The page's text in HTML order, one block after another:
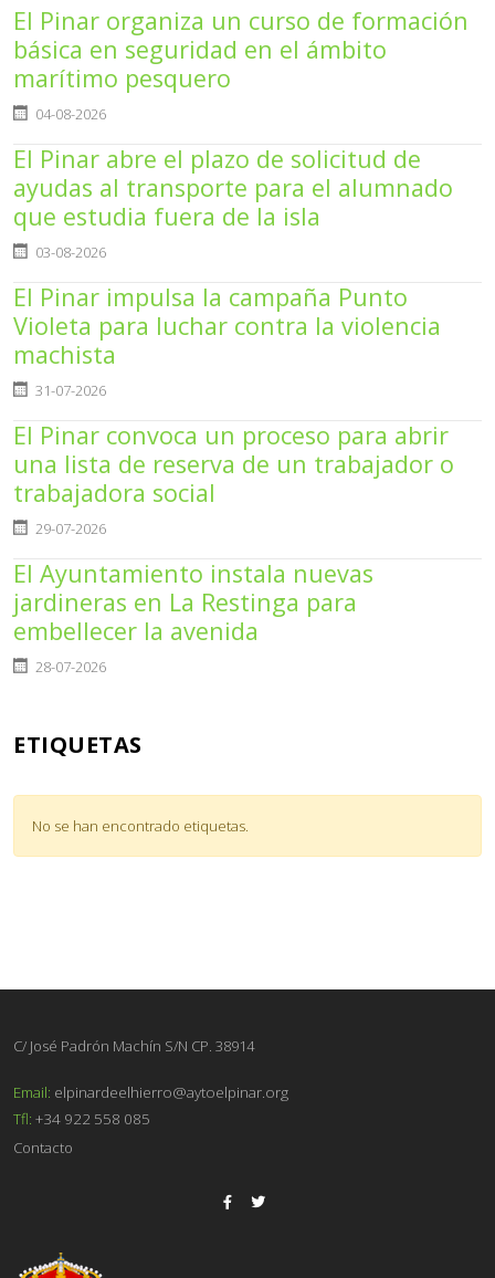
El Pinar organiza un curso de formación
básica en seguridad en el ámbito
marítimo pesquero
Detalles
04-08-2026
El Pinar abre el plazo de solicitud de
ayudas al transporte para el alumnado
que estudia fuera de la isla
Detalles
03-08-2026
El Pinar impulsa la campaña Punto
Violeta para luchar contra la violencia
machista
Detalles
31-07-2026
El Pinar convoca un proceso para abrir
una lista de reserva de un trabajador o
trabajadora social
Detalles
29-07-2026
El Ayuntamiento instala nuevas
jardineras en La Restinga para
embellecer la avenida
Detalles
28-07-2026
ETIQUETAS
No se han encontrado etiquetas.
C/ José Padrón Machín S/N CP. 38914
Email: elpinardeelhierro@aytoelpinar.org
Tfl: +34 922 558 085
Contacto